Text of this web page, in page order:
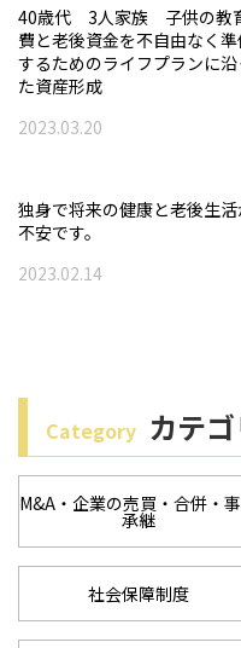
40歳代 3人家族 子供の教
費と老後資金を不自由なく
するためのライフプランに沿
た資産形成
2023.03.20
独身で将来の健康と老後生
不安です。
2023.02.14
Category カテ
M&A・企業の売買・合併・
承継
社会保障制度